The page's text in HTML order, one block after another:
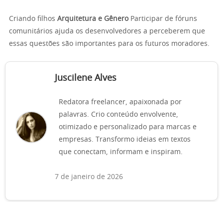
Criando filhos Arquitetura e GêneroParticipar de fóruns
comunitários ajuda os desenvolvedores a perceberem que
essas questões são importantes para os futuros moradores.
Juscilene Alves
Redatora freelancer, apaixonada por
palavras. Crio conteúdo envolvente,
otimizado e personalizado para marcas e
empresas. Transformo ideias em textos
que conectam, informam e inspiram.
7 de janeiro de 2026